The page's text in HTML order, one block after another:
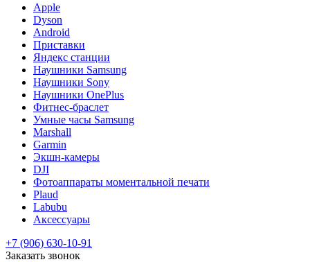
Apple
Dyson
Android
Приставки
Яндекс станции
Наушники Samsung
Наушники Sony
Наушники OnePlus
Фитнес-браслет
Умные часы Samsung
Marshall
Garmin
Экшн-камеры
DJI
Фотоаппараты моментальной печати
Plaud
Labubu
Аксессуары
+7 (906) 630-10-91
Заказать звонок